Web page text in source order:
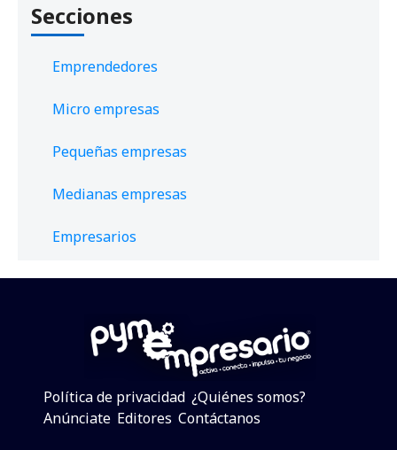
Secciones
Emprendedores
Micro empresas
Pequeñas empresas
Medianas empresas
Empresarios
Política de privacidad ¿Quiénes somos?
Anúnciate Editores Contáctanos